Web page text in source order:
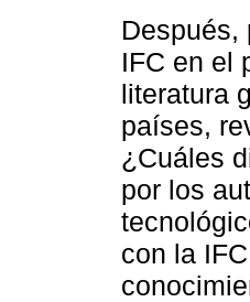
Después,
IFC en el
literatura
países,
¿Cuáles
por los
con la